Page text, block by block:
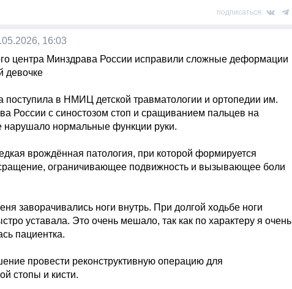
подписаться:
16:03
центра Минздрава России исправили сложные деформации
девочке
поступила в НМИЦ детской травматологии и ортопедии им.
России с синостозом стоп и сращиванием пальцев на
нарушало нормальные функции руки.
врождённая патология, при которой формируется
ограничивающее подвижность и вызывающее боли
заворачивались ноги внутрь. При долгой ходьбе ноги
уставала. Это очень мешало, так как по характеру я очень
пациентка.
провести реконструктивную операцию для
стопы и кисти.